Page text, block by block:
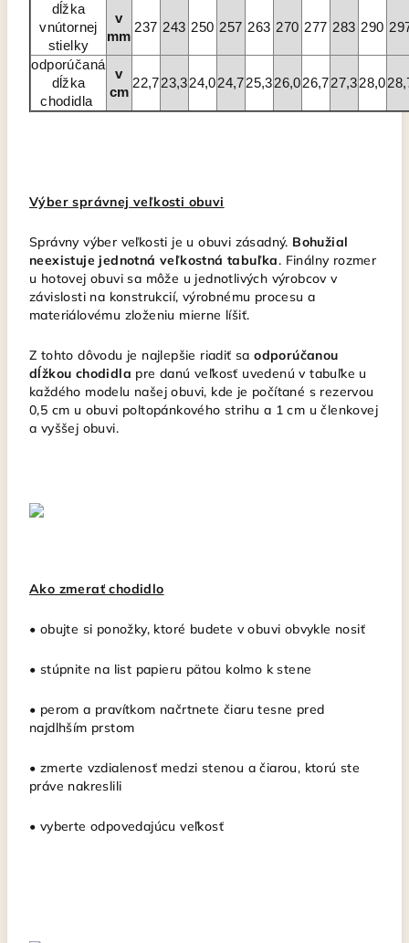
dĺžka
vnútornej
stielky
v
mm
237 243 250 257 263 270 277 283 290
odporúčaná
dĺžka
chodidla
v
cm
22,723,324,024,725,326,026,727,328,0
Výber správnej veľkosti obuvi
Správny výber veľkosti je u obuvi zásadný. Bohužial
neexistuje jednotná veľkostná tabuľka. Finálny rozmer
u hotovej obuvi sa môže u jednotlivých výrobcov v
závislosti na konstrukcií, výrobnému procesu a
materiálovému zloženiu mierne líšiť.
Z tohto dôvodu je najlepšie riadiť saodporúčanou
dĺžkou chodidla pre danú veľkosť uvedenú v tabuľke u
každého modelu našej obuvi, kde je počítané s rezervou
0,5 cm u obuvi poltopánkového strihu a 1 cm u členkovej
a vyššej obuvi.
Ako zmerať chodidlo
• obujte si ponožky, ktoré budete v obuvi obvykle nosiť
• stúpnite na list papieru pätou kolmo k stene
• perom a pravítkom načrtnete čiaru tesne pred
najdlhším prstom
• zmerte vzdialenosť medzi stenou a čiarou, ktorú ste
práve nakreslili
• vyberte odpovedajúcu veľkosť